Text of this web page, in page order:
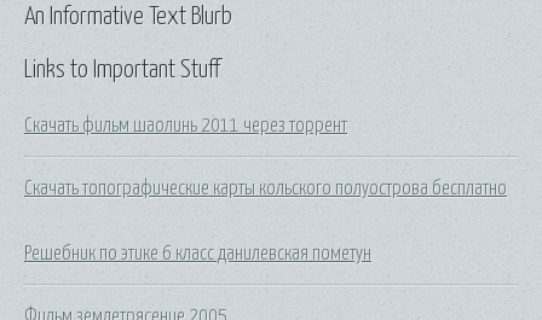
Links to Important Stuff
Скачать фильм шаолинь 2011 через торрент
Скачать топографические карты кольского полуострова бесплатно
Решебник по этике 6 класс данилевская пометун
Фильм землетрясение 2005
An Informative Text Blurb